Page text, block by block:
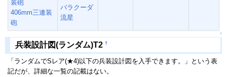
装砲
406mm三連装
砲
バラクーダ
流星
↑
兵装設計図(ランダム)T2 †
「ランダムでSレア(★4)以下の兵装設計図を入手できます。」という表
記だが、詳細な一覧の記載はない。